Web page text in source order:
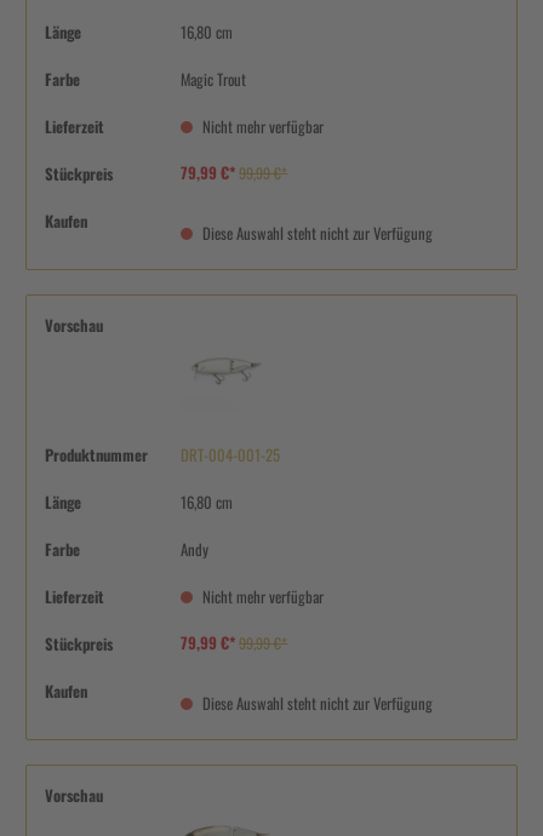
Länge 16,80 cm
Farbe Magic Trout
Lieferzeit Nicht mehr verfügbar
Stückpreis 79,99 €*99,99 €*
Kaufen
Diese Auswahl steht nicht zur Verfügung
Vorschau
Produktnummer DRT-004-001-25
Länge 16,80 cm
Farbe Andy
Lieferzeit Nicht mehr verfügbar
Stückpreis 79,99 €*99,99 €*
Kaufen
Diese Auswahl steht nicht zur Verfügung
Vorschau